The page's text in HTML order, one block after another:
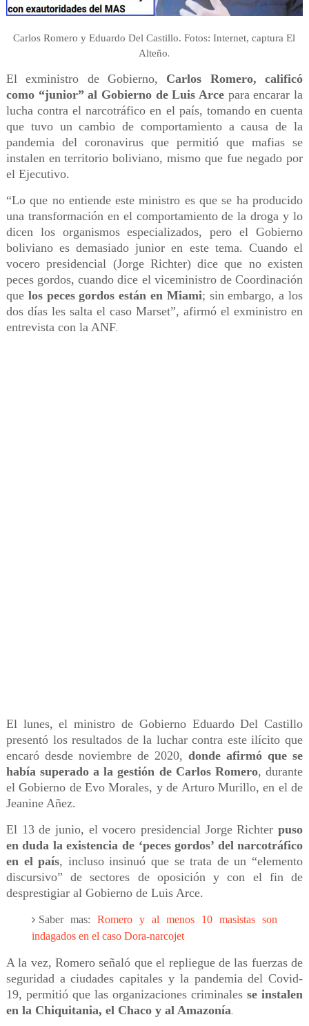
Carlos Romero y Eduardo Del Castillo. Fotos: Internet, captura El
Alteño.
El exministro de Gobierno, Carlos Romero, calificó
como “junior” al Gobierno de Luis Arce para encarar la
lucha contra el narcotráfico en el país, tomando en cuenta
que tuvo un cambio de comportamiento a causa de la
pandemia del coronavirus que permitió que mafias se
instalen en territorio boliviano, mismo que fue negado por
el Ejecutivo.
“Lo que no entiende este ministro es que se ha producido
una transformación en el comportamiento de la droga y lo
dicen los organismos especializados, pero el Gobierno
boliviano es demasiado junior en este tema. Cuando el
vocero presidencial (Jorge Richter) dice que no existen
peces gordos, cuando dice el viceministro de Coordinación
que los peces gordos están en Miami; sin embargo, a los
dos días les salta el caso Marset”, afirmó el exministro en
entrevista con la ANF.
El lunes, el ministro de Gobierno Eduardo Del Castillo
presentó los resultados de la luchar contra este ilícito que
encaró desde noviembre de 2020,donde afirmó que se
había superado a la gestión de Carlos Romero, durante
el Gobierno de Evo Morales, y de Arturo Murillo, en el de
Jeanine Añez.
El 13 de junio, el vocero presidencial Jorge Richterpuso
en duda la existencia de ‘peces gordos’ del narcotráfico
en el país, incluso insinuó que se trata de un “elemento
discursivo” de sectores de oposición y con el fin de
desprestigiar al Gobierno de Luis Arce.
Saber mas:Romero y al menos 10 masistas son
indagados en el caso Dora-narcojet
A la vez, Romero señaló que el repliegue de las fuerzas de
seguridad a ciudades capitales y la pandemia del Covid-
19, permitió que las organizaciones criminalesse instalen
en la Chiquitania, el Chaco y al Amazonía.